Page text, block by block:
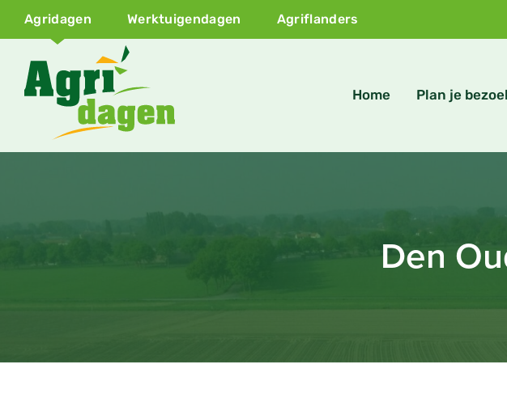
Agridagen Werktuigendagen Agriflanders
Home Plan je
Den